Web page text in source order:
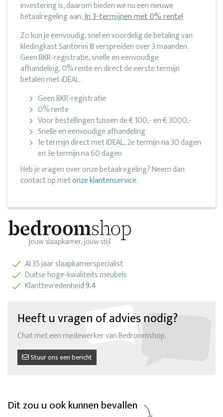
investering is, daarom bieden we nu een nieuwe
betaalregeling aan.In 3-termijnen met 0% rente!
Zo kun je eenvoudig, snel en voordelig de betaling van
kledingkast Santorini III verspreiden over 3 maanden.
Geen BKR-registratie, snelle en eenvoudige
afhandeling, 0% rente en direct de eerste termijn
betalen met iDEAL.
Geen BKR-registratie
0% rente
Voor bestellingen tussen de € 100,- en € 3000,-
Snelle en eenvoudige afhandeling
1e termijn direct met iDEAL, 2e termijn na 30 dagen
en 3e termijn na 60 dagen
Heb je vragen over onze betaalregeling? Neem dan
contact op metonze klantenservice.
Al 35 jaar slaapkamerspecialist
Duitse hoge-kwaliteits meubels
Klanttevredenheid9.4
Heeft u vragen of advies nodig?
Chat met een medewerker van Bedroomshop.
Stuur ons een bericht
Dit zou u ook kunnen bevallen